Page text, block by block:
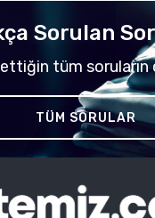
Sorulan
tüm soruların
TÜM SORULAR